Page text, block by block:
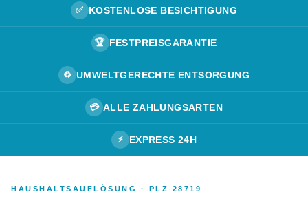
✅ KOSTENLOSE BESICHTIGUNG
🏆 FESTPREISGARANTIE
♻️ UMWELTGERECHTE ENTSORGUNG
💳 ALLE ZAHLUNGSARTEN
⚡ EXPRESS 24H
HAUSHALTSAUFLÖSUNG · PLZ 28719